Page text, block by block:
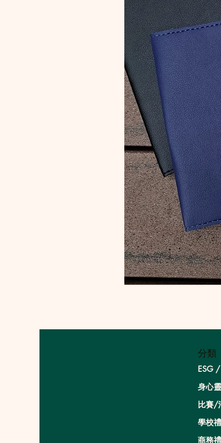
分類
ESG
身心靈
比賽/
學校
商務